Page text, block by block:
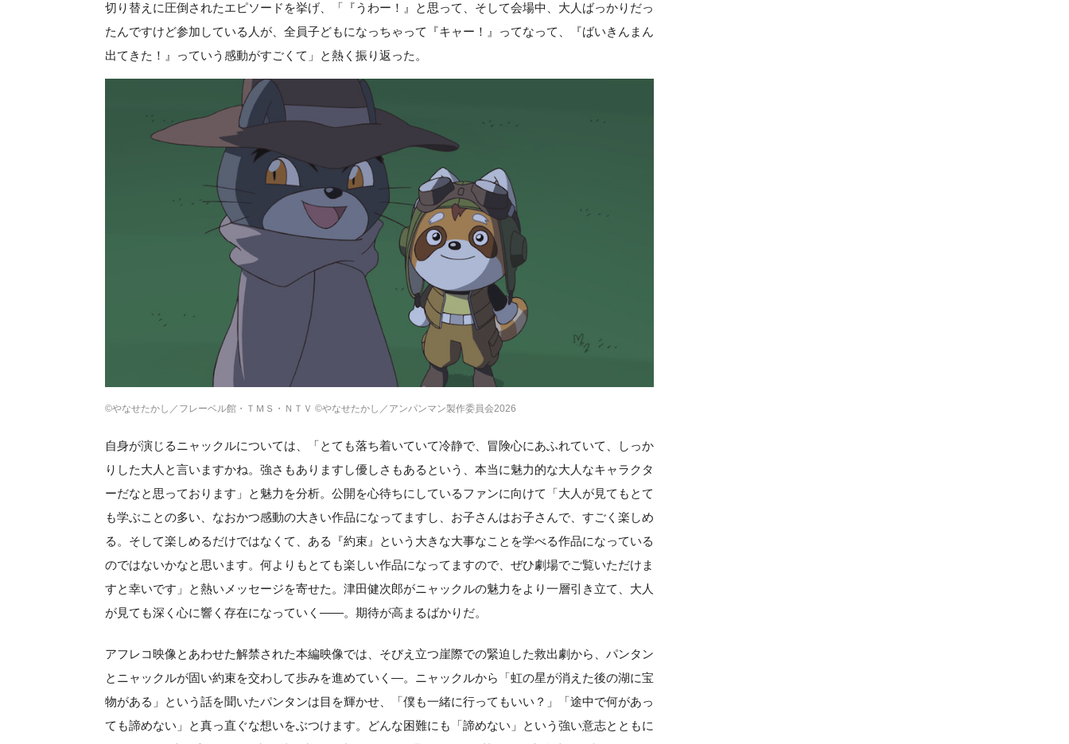
切り替えに圧倒されたエピソードを挙げ、「『うわー！』と思って、そして会場中、大人ばっかりだっ
たんですけど参加している人が、全員子どもになっちゃって『キャー！』ってなって、『ばいきんまん
出てきた！』っていう感動がすごくて」と熱く振り返った。
©やなせたかし／フレーベル館・ＴＭＳ・ＮＴＶ ©やなせたかし／アンパンマン製作委員会2026
自身が演じるニャックルについては、「とても落ち着いていて冷静で、冒険心にあふれていて、しっか
りした大人と言いますかね。強さもありますし優しさもあるという、本当に魅力的な大人なキャラクタ
ーだなと思っております」と魅力を分析。公開を心待ちにしているファンに向けて「大人が見てもとて
も学ぶことの多い、なおかつ感動の大きい作品になってますし、お子さんはお子さんで、すごく楽しめ
る。そして楽しめるだけではなくて、ある『約束』という大きな大事なことを学べる作品になっている
のではないかなと思います。何よりもとても楽しい作品になってますので、ぜひ劇場でご覧いただけま
すと幸いです」と熱いメッセージを寄せた。津田健次郎がニャックルの魅力をより一層引き立て、大人
が見ても深く心に響く存在になっていく——。期待が高まるばかりだ。
アフレコ映像とあわせた解禁された本編映像では、そびえ立つ崖際での緊迫した救出劇から、パンタン
とニャックルが固い約束を交わして歩みを進めていく—。ニャックルから「虹の星が消えた後の湖に宝
物がある」という話を聞いたパンタンは目を輝かせ、「僕も一緒に行ってもいい？」「途中で何があっ
ても諦めない」と真っ直ぐな想いをぶつけます。どんな困難にも「諦めない」という強い意志とともに